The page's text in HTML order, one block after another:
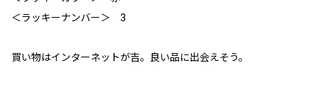
＜ラッキーナンバー＞ 3
買い物はインターネットが吉。良い品に出会えそう。